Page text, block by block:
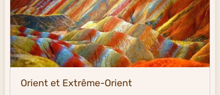
Orient et Extrême-Orient